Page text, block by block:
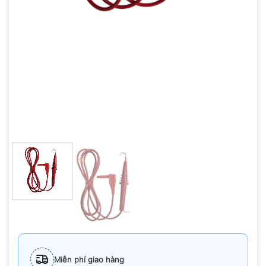
Miễn phí giao hàng